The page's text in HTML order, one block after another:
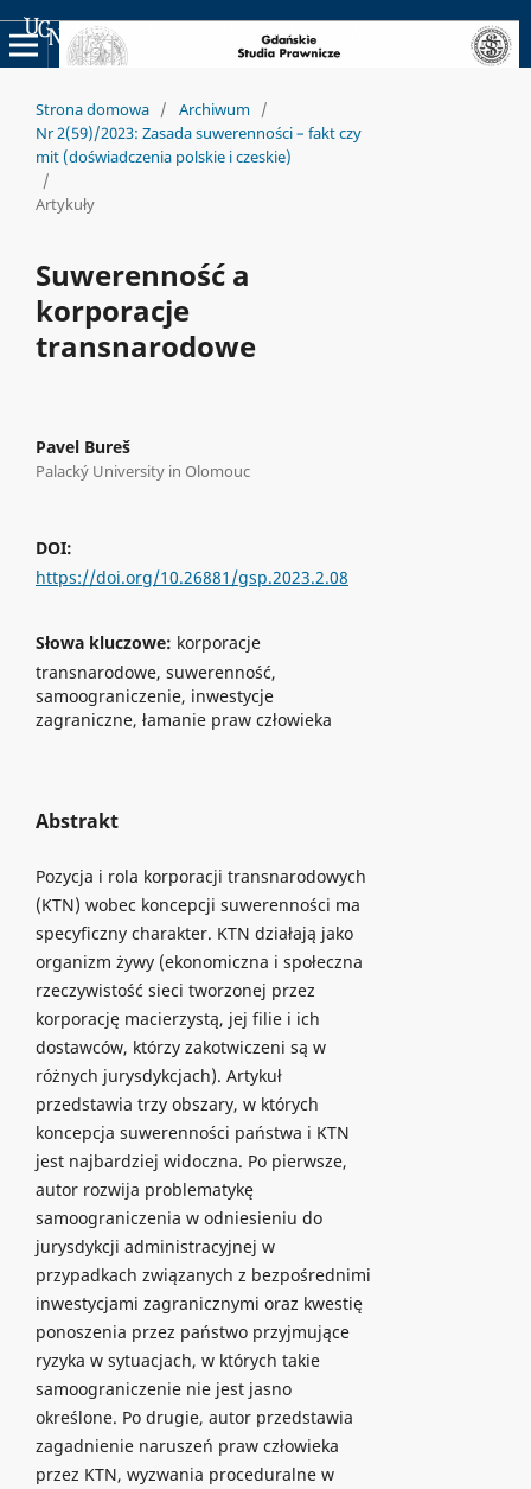
Uniwersyteckie Czasopisma Naukowe
Strona domowa / Archiwum /
Nr 2(59)/2023: Zasada suwerenności – fakt czy
mit (doświadczenia polskie i czeskie)
/
Artykuły
Suwerenność a
korporacje
transnarodowe
Pavel Bureš
Palacký University in Olomouc
DOI:
https://doi.org/10.26881/gsp.2023.2.08
Słowa kluczowe: korporacje
transnarodowe, suwerenność,
samoograniczenie, inwestycje
zagraniczne, łamanie praw człowieka
Abstrakt
Pozycja i rola korporacji transnarodowych
(KTN) wobec koncepcji suwerenności ma
specyficzny charakter. KTN działają jako
organizm żywy (ekonomiczna i społeczna
rzeczywistość sieci tworzonej przez
korporację macierzystą, jej filie i ich
dostawców, którzy zakotwiczeni są w
różnych jurysdykcjach). Artykuł
przedstawia trzy obszary, w których
koncepcja suwerenności państwa i KTN
jest najbardziej widoczna. Po pierwsze,
autor rozwija problematykę
samoograniczenia w odniesieniu do
jurysdykcji administracyjnej w
przypadkach związanych z bezpośrednimi
inwestycjami zagranicznymi oraz kwestię
ponoszenia przez państwo przyjmujące
ryzyka w sytuacjach, w których takie
samoograniczenie nie jest jasno
określone. Po drugie, autor przedstawia
zagadnienie naruszeń praw człowieka
przez KTN, wyzwania proceduralne w